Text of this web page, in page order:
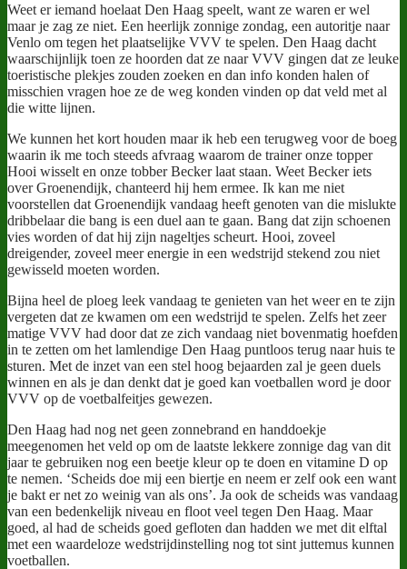
Weet er iemand hoelaat Den Haag speelt, want ze waren er wel
maar je zag ze niet. Een heerlijk zonnige zondag, een autoritje naar
Venlo om tegen het plaatselijke VVV te spelen. Den Haag dacht
waarschijnlijk toen ze hoorden dat ze naar VVV gingen dat ze leuke
toeristische plekjes zouden zoeken en dan info konden halen of
misschien vragen hoe ze de weg konden vinden op dat veld met al
die witte lijnen.
We kunnen het kort houden maar ik heb een terugweg voor de boeg
waarin ik me toch steeds afvraag waarom de trainer onze topper
Hooi wisselt en onze tobber Becker laat staan. Weet Becker iets
over Groenendijk, chanteerd hij hem ermee. Ik kan me niet
voorstellen dat Groenendijk vandaag heeft genoten van die mislukte
dribbelaar die bang is een duel aan te gaan. Bang dat zijn schoenen
vies worden of dat hij zijn nageltjes scheurt. Hooi, zoveel
dreigender, zoveel meer energie in een wedstrijd stekend zou niet
gewisseld moeten worden.
Bijna heel de ploeg leek vandaag te genieten van het weer en te zijn
vergeten dat ze kwamen om een wedstrijd te spelen. Zelfs het zeer
matige VVV had door dat ze zich vandaag niet bovenmatig hoefden
in te zetten om het lamlendige Den Haag puntloos terug naar huis te
sturen. Met de inzet van een stel hoog bejaarden zal je geen duels
winnen en als je dan denkt dat je goed kan voetballen word je door
VVV op de voetbalfeitjes gewezen.
Den Haag had nog net geen zonnebrand en handdoekje
meegenomen het veld op om de laatste lekkere zonnige dag van dit
jaar te gebruiken nog een beetje kleur op te doen en vitamine D op
te nemen. ‘Scheids doe mij een biertje en neem er zelf ook een want
je bakt er net zo weinig van als ons’. Ja ook de scheids was vandaag
van een bedenkelijk niveau en floot veel tegen Den Haag. Maar
goed, al had de scheids goed gefloten dan hadden we met dit elftal
met een waardeloze wedstrijdinstelling nog tot sint juttemus kunnen
voetballen.